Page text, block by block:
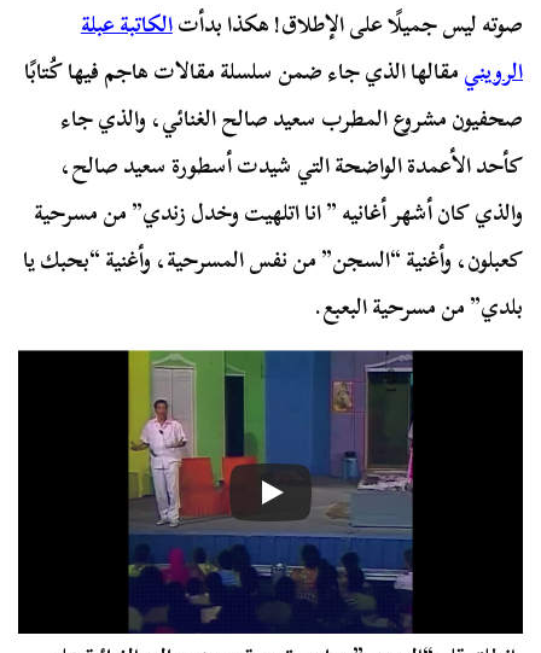
صوته ليس جميلًا على الإطلاق! هكذا بدأتالكاتبة عبلة
الروينيمقالها الذي جاء ضمن سلسلة مقالات هاجم فيها كُتابًا
صحفيون مشروع المطرب سعيد صالح الغنائي، والذي جاء
كأحد الأعمدة الواضحة التي شيدت أسطورة سعيد صالح،
والذي كان أشهر أغانيه ” انا اتلهيت وخدل زندي” من مسرحية
كعبلون، وأغنية “السجن” من نفس المسرحية، وأغنية “بحبك يا
بلدي” من مسرحية البعبع.